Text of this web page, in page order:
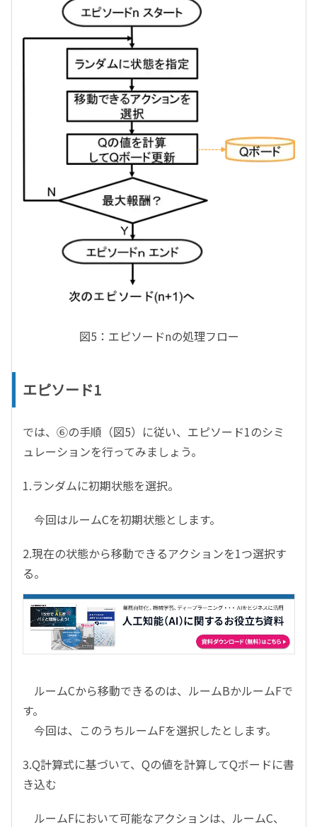
図5：エピソードnの処理フロー
エピソード1
では、⑥の手順（図5）に従い、エピソード1のシミ
ュレーションを行ってみましょう。
1.ランダムに初期状態を選択。
今回はルームCを初期状態とします。
2.現在の状態から移動できるアクションを1つ選択す
る。
ルームCから移動できるのは、ルームBかルームFで
す。
今回は、このうちルームFを選択したとします。
3.Q計算式に基づいて、Qの値を計算してQボードに書
き込む
ルームFにおいて可能なアクションは、ルームC、